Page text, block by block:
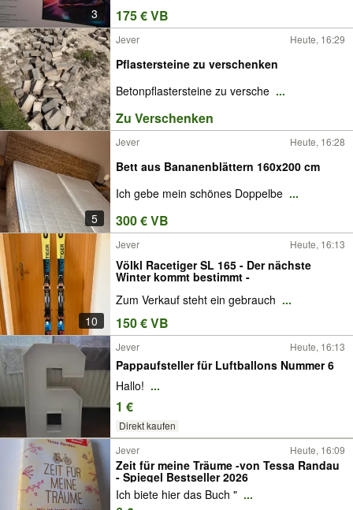
3 175 € VB
Jever Heute, 16:29
Pflastersteine zu verschenken
Betonpflastersteine zu versche ...
Zu Verschenken
5
Jever Heute, 16:28
Bett aus Bananenblättern 160x200 cm
Ich gebe mein schönes Doppelbe ...
300 € VB
10
Jever Heute, 16:13
Völkl Racetiger SL 165 - Der nächste
Winter kommt bestimmt -
Zum Verkauf steht ein gebrauch ...
150 € VB
Jever Heute, 16:13
Pappaufsteller für Luftballons Nummer 6
Hallo! ...
1 €
Direkt kaufen
Jever Heute, 16:09
Zeit für meine Träume -von Tessa Randau
- Spiegel Bestseller 2026
Ich biete hier das Buch " ...